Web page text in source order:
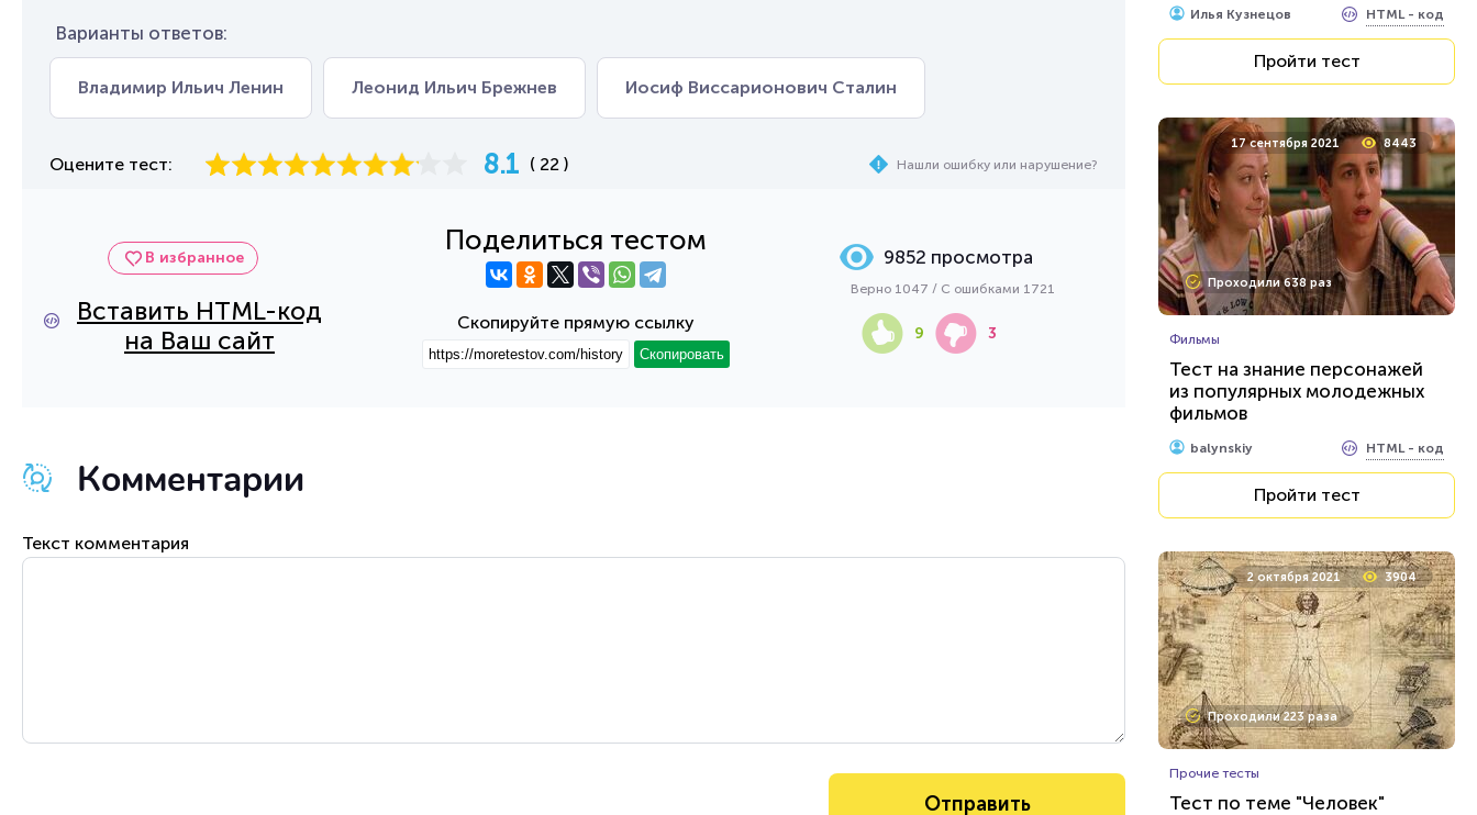
Варианты ответов:
Владимир Ильич Ленин Леонид Ильич Брежнев Иосиф Виссарионович Сталин
Оцените тест: 8.1 ( 22 ) Нашли ошибку или нарушение?
В избранное
Вставить HTML-код
на Ваш сайт
Поделиться тестом
Скопируйте прямую ссылку
Скопировать
9852 просмотра
Верно 1047 / С ошибками 1721
9 3
Комментарии
Текст комментария
Илья Кузнецов HTML - код
Пройти тест
17 сентября 2021 8443
Проходили 638 раз
Фильмы
Тест на знание персонажей
из популярных молодежных
фильмов
balynskiy HTML - код
Пройти тест
2 октября 2021 3904
Проходили 223 раза
Прочие тесты
Тест по теме "Человек"